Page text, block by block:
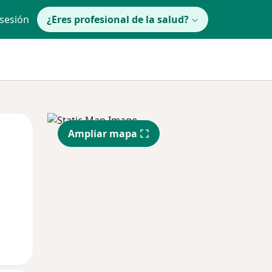
¿Eres profesional de la salud?
Jue
13 Ago
Vie
14 Ago
Ampliar mapa